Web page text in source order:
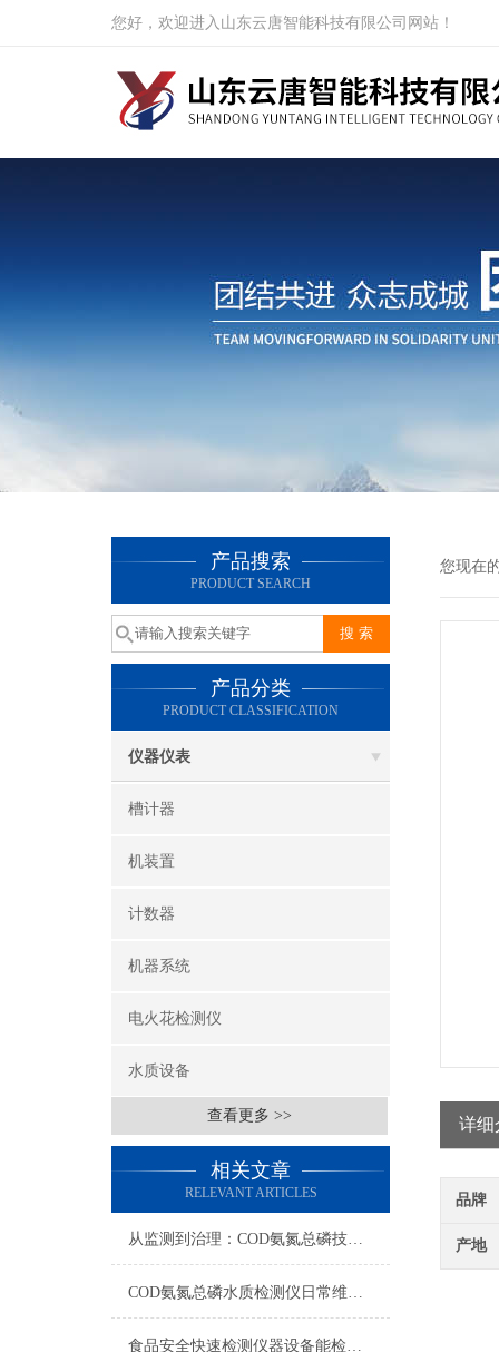
您好，欢迎进入山东云唐智能科技有限公司网站！
产品搜索
PRODUCT SEARCH
产品分类
PRODUCT CLASSIFICATION
仪器仪表
槽计器
机装置
计数器
机器系统
电火花检测仪
水质设备
查看更多 >>
相关文章
RELEVANT ARTICLES
从监测到治理：COD氨氮总磷技术的双领域实战解析
COD氨氮总磷水质检测仪日常维护与试剂管理，降低故障率就靠这几招
食品安全快速检测仪器设备能检什么？一张表说清适用范围
您现在
详细
品牌
产地